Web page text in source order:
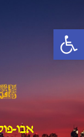
פתח סרגל נגישות
content
אבו-